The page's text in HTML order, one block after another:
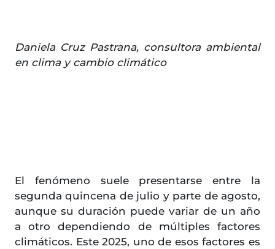
Daniela Cruz Pastrana, consultora ambiental
en clima y cambio climático
El fenómeno suele presentarse entre la
segunda quincena de julio y parte de agosto,
aunque su duración puede variar de un año
a otro dependiendo de múltiples factores
climáticos. Este 2025, uno de esos factores es